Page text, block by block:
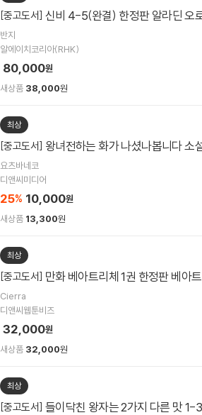
[중고도서] 신비 4-5(완결) 한정판 알라딘 오
반지
알에이치코리아(RHK)
80,000원
새상품 38,000원
최상
[중고도서] 왕녀전하는 화가 나셨나봅니다 소
요츠바네코
디앤씨미디어
25% 10,000원
새상품 13,300원
최상
[중고도서] 만화 베아트리체 1권 한정판 베아
Cierra
디앤씨웹툰비즈
32,000원
새상품 32,000원
최상
[중고도서] 들이닥친 왕자는 2가지 다른 맛 1-